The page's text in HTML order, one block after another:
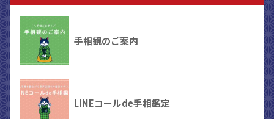
手相観のご案内
LINEコールde手相鑑定